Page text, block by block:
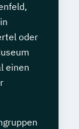
oder
einen